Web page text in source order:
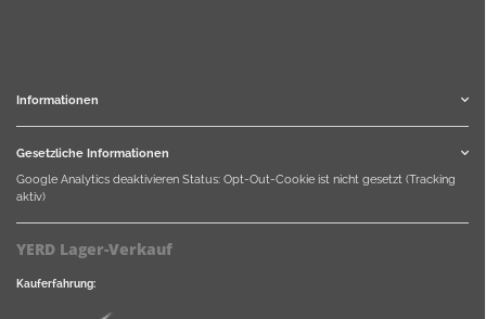
Informationen
Gesetzliche Informationen
Google Analytics deaktivieren Status: Opt-Out-Cookie ist nicht gesetzt (Tracking
aktiv)
YERD Lager-Verkauf
Kauferfahrung: